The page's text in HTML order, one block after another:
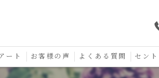
ート お客様の声 よくある質問 セン